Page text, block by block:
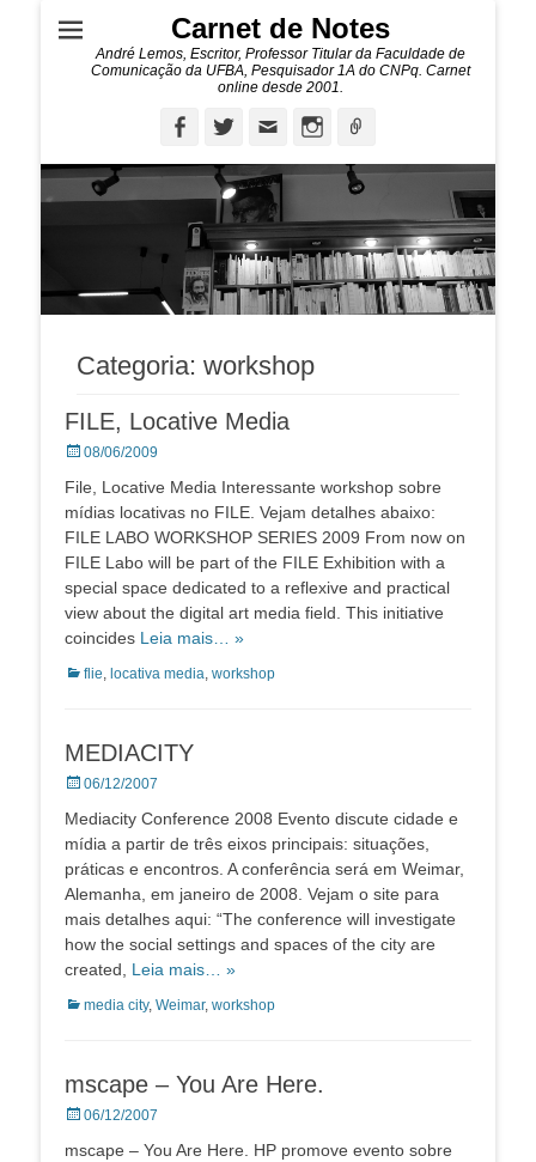
Carnet de Notes
André Lemos, Escritor, Professor Titular da Faculdade de
Comunicação da UFBA, Pesquisador 1A do CNPq. Carnet
online desde 2001.
FacebookTwitterEmail Instagram
Categoria: workshop
FILE, Locative Media
Posted
08/06/2009
File, Locative Media Interessante workshop sobre
mídias locativas no FILE. Vejam detalhes abaixo:
FILE LABO WORKSHOP SERIES 2009 From now on
FILE Labo will be part of the FILE Exhibition with a
special space dedicated to a reflexive and practical
view about the digital art media field. This initiative
coincides Leia mais… »
Categorias:
flie, locativa media, workshop
MEDIACITY
Posted
06/12/2007
Mediacity Conference 2008 Evento discute cidade e
mídia a partir de três eixos principais: situações,
práticas e encontros. A conferência será em Weimar,
Alemanha, em janeiro de 2008. Vejam o site para
mais detalhes aqui: “The conference will investigate
how the social settings and spaces of the city are
created, Leia mais… »
Categorias:
media city, Weimar, workshop
mscape – You Are Here.
Posted
06/12/2007
mscape – You Are Here. HP promove evento sobre